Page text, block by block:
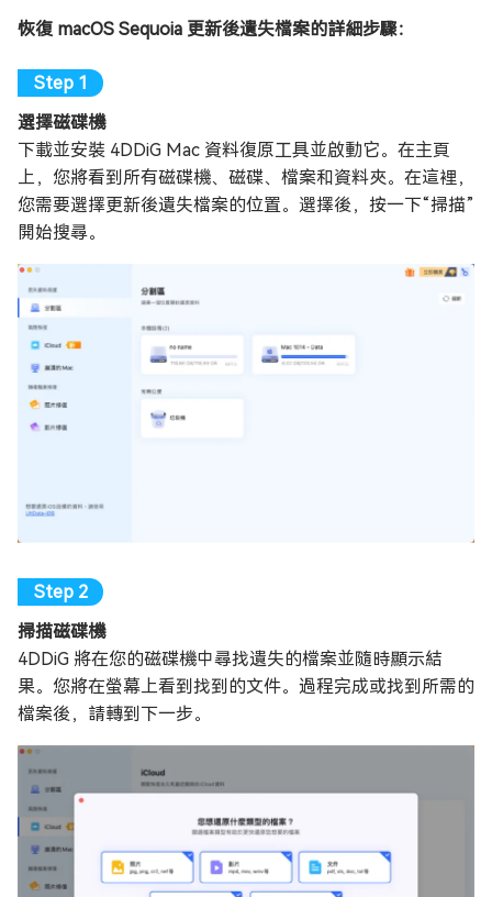
恢復 macOS Sequoia 更新後遺失檔案的詳細步驟：
選擇磁碟機
下載並安裝 4DDiG Mac 資料復原工具並啟動它。在主頁
上，您將看到所有磁碟機、磁碟、檔案和資料夾。在這裡，
您需要選擇更新後遺失檔案的位置。選擇後，按一下“掃描”
開始搜尋。
掃描磁碟機
4DDiG 將在您的磁碟機中尋找遺失的檔案並隨時顯示結
果。您將在螢幕上看到找到的文件。過程完成或找到所需的
檔案後，請轉到下一步。